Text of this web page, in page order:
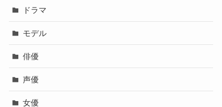
ドラマ
モデル
俳優
声優
女優